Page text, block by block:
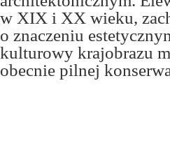
w XIX i XX wieku,
o znaczeniu
kulturowy krajobrazu
obecnie pilnej